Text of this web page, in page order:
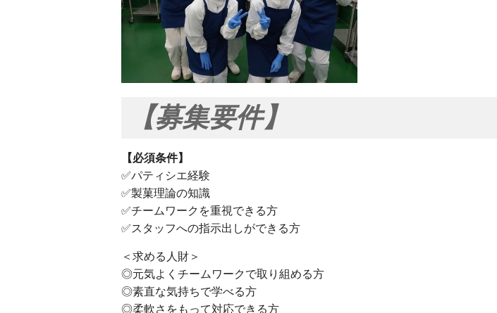
【募集要件】
【必須条件】
✅パティシエ経験
✅製菓理論の知識
✅チームワークを重視できる方
✅スタッフへの指示出しができる方
＜求める人財＞
◎元気よくチームワークで取り組める方
◎素直な気持ちで学べる方
◎柔軟さをもって対応できる方